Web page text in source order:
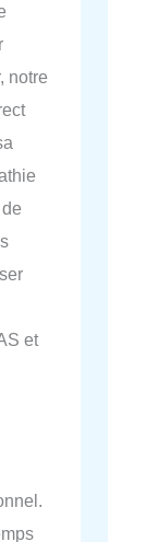
notre
et